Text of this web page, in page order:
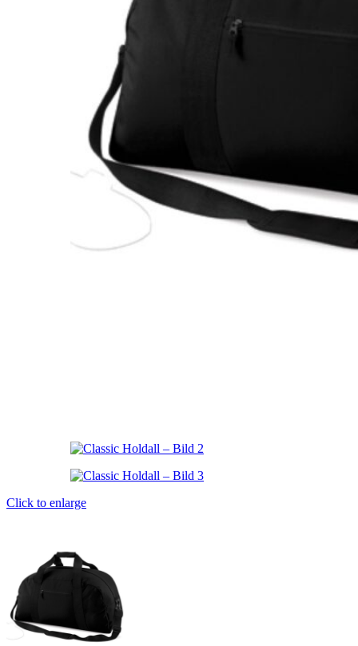
Click to enlarge